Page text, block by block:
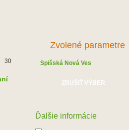
30
Zvolené parametre
Spišská Nová Ves
ZRUŠIŤ VÝBER
Ďalšie informácie